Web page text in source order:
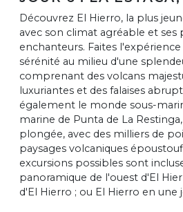
Découvrez El Hierro, la plus
avec son climat agréable et ses
enchanteurs. Faites
sérénité au milieu d'une
comprenant des volcans
luxuriantes et des falaises
également le monde sous-
marine de Punta de La
plongée, avec des milliers de
paysages volcaniques
excursions possibles sont
panoramique de l'ouest d'El
d'El Hierro ; ou El Hierro en une